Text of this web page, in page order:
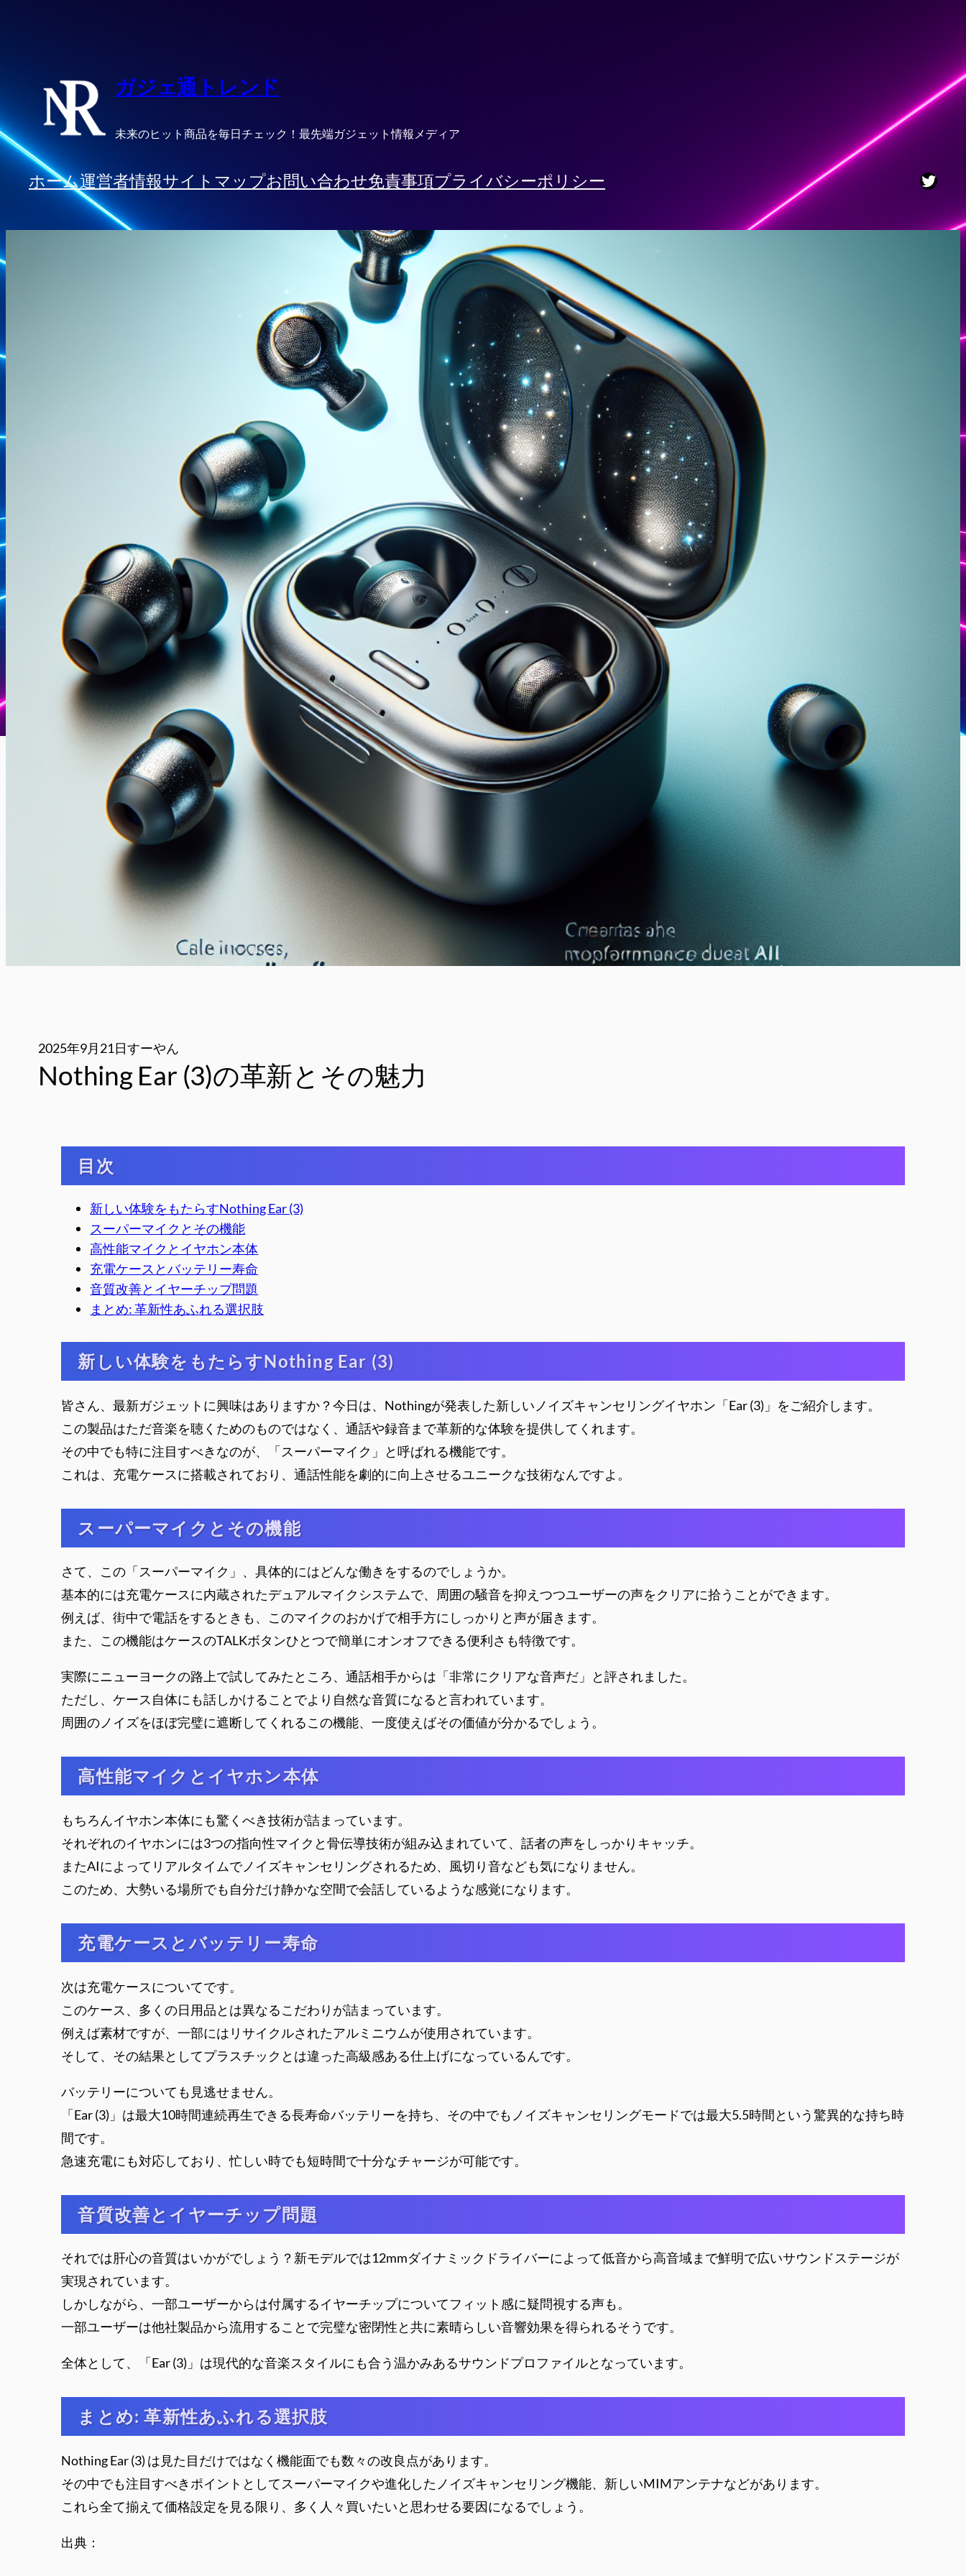
ッ
プ
ガジェ通トレンド
未来のヒット商品を毎日チェック！最先端ガジェット情報メディア
ホーム運営者情報サイトマップお問い合わせ免責事項プライバシーポリシー
2025年9月21日すーやん
Nothing Ear (3)の革新とその魅力
目次
新しい体験をもたらすNothing Ear (3)
スーパーマイクとその機能
高性能マイクとイヤホン本体
充電ケースとバッテリー寿命
音質改善とイヤーチップ問題
まとめ: 革新性あふれる選択肢
新しい体験をもたらすNothing Ear (3)
皆さん、最新ガジェットに興味はありますか？今日は、Nothingが発表した新しいノイズキャンセリングイヤホン「Ear (3)」をご紹介します。
この製品はただ音楽を聴くためのものではなく、通話や録音まで革新的な体験を提供してくれます。
その中でも特に注目すべきなのが、「スーパーマイク」と呼ばれる機能です。
これは、充電ケースに搭載されており、通話性能を劇的に向上させるユニークな技術なんですよ。
スーパーマイクとその機能
さて、この「スーパーマイク」、具体的にはどんな働きをするのでしょうか。
基本的には充電ケースに内蔵されたデュアルマイクシステムで、周囲の騒音を抑えつつユーザーの声をクリアに拾うことができます。
例えば、街中で電話をするときも、このマイクのおかげで相手方にしっかりと声が届きます。
また、この機能はケースのTALKボタンひとつで簡単にオンオフできる便利さも特徴です。
実際にニューヨークの路上で試してみたところ、通話相手からは「非常にクリアな音声だ」と評されました。
ただし、ケース自体にも話しかけることでより自然な音質になると言われています。
周囲のノイズをほぼ完璧に遮断してくれるこの機能、一度使えばその価値が分かるでしょう。
高性能マイクとイヤホン本体
もちろんイヤホン本体にも驚くべき技術が詰まっています。
それぞれのイヤホンには3つの指向性マイクと骨伝導技術が組み込まれていて、話者の声をしっかりキャッチ。
またAIによってリアルタイムでノイズキャンセリングされるため、風切り音なども気になりません。
このため、大勢いる場所でも自分だけ静かな空間で会話しているような感覚になります。
充電ケースとバッテリー寿命
次は充電ケースについてです。
このケース、多くの日用品とは異なるこだわりが詰まっています。
例えば素材ですが、一部にはリサイクルされたアルミニウムが使用されています。
そして、その結果としてプラスチックとは違った高級感ある仕上げになっているんです。
バッテリーについても見逃せません。
「Ear (3)」は最大10時間連続再生できる長寿命バッテリーを持ち、その中でもノイズキャンセリングモードでは最大5.5時間という驚異的な持ち時
間です。
急速充電にも対応しており、忙しい時でも短時間で十分なチャージが可能です。
音質改善とイヤーチップ問題
それでは肝心の音質はいかがでしょう？新モデルでは12mmダイナミックドライバーによって低音から高音域まで鮮明で広いサウンドステージが
実現されています。
しかしながら、一部ユーザーからは付属するイヤーチップについてフィット感に疑問視する声も。
一部ユーザーは他社製品から流用することで完璧な密閉性と共に素晴らしい音響効果を得られるそうです。
全体として、「Ear (3)」は現代的な音楽スタイルにも合う温かみあるサウンドプロファイルとなっています。
まとめ: 革新性あふれる選択肢
Nothing Ear (3) は見た目だけではなく機能面でも数々の改良点があります。
その中でも注目すべきポイントとしてスーパーマイクや進化したノイズキャンセリング機能、新しいMIMアンテナなどがあります。
これら全て揃えて価格設定を見る限り、多く人々買いたいと思わせる要因になるでしょう。
出典：